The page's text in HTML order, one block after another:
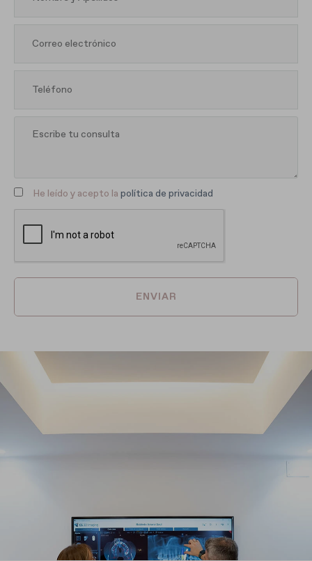
He leído y acepto la política de privacidad
ENVIAR